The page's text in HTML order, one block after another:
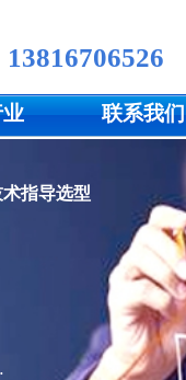
联系我们
指导选型